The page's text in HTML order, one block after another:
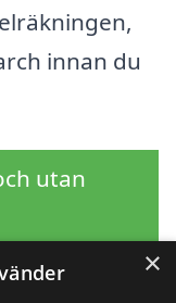
innan du
utan
×